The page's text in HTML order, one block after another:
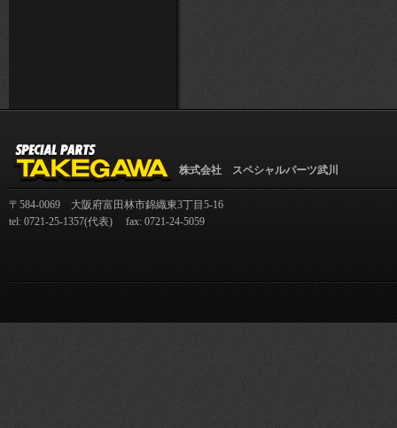
株式会社 スペシャルパーツ武川
〒584-0069 大阪府富田林市錦織東3丁目5-16
tel: 0721-25-1357(代表) fax: 0721-24-5059